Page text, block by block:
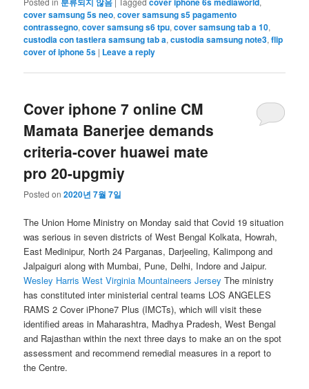
cover samsung 5s neo,cover samsung s5 pagamento
contrassegno,cover samsung s6 tpu,cover samsung tab a 10,
custodia con tastiera samsung tab a,custodia samsung note3,flip
cover of iphone 5s | Leave a reply
Cover iphone 7 online CM
Mamata Banerjee demands
criteria-cover huawei mate
pro 20-upgmiy
Posted on2020년 7월 7일
The Union Home Ministry on Monday said that Covid 19 situation
was serious in seven districts of West Bengal Kolkata, Howrah,
East Medinipur, North 24 Parganas, Darjeeling, Kalimpong and
Jalpaiguri along with Mumbai, Pune, Delhi, Indore and Jaipur.
Wesley Harris West Virginia Mountaineers Jersey The ministry
has constituted inter ministerial central teams LOS ANGELES
RAMS 2 Cover iPhone7 Plus (IMCTs), which will visit these
identified areas in Maharashtra, Madhya Pradesh, West Bengal
and Rajasthan within the next three days to make an on the spot
assessment and recommend remedial measures in a report to
the Centre.